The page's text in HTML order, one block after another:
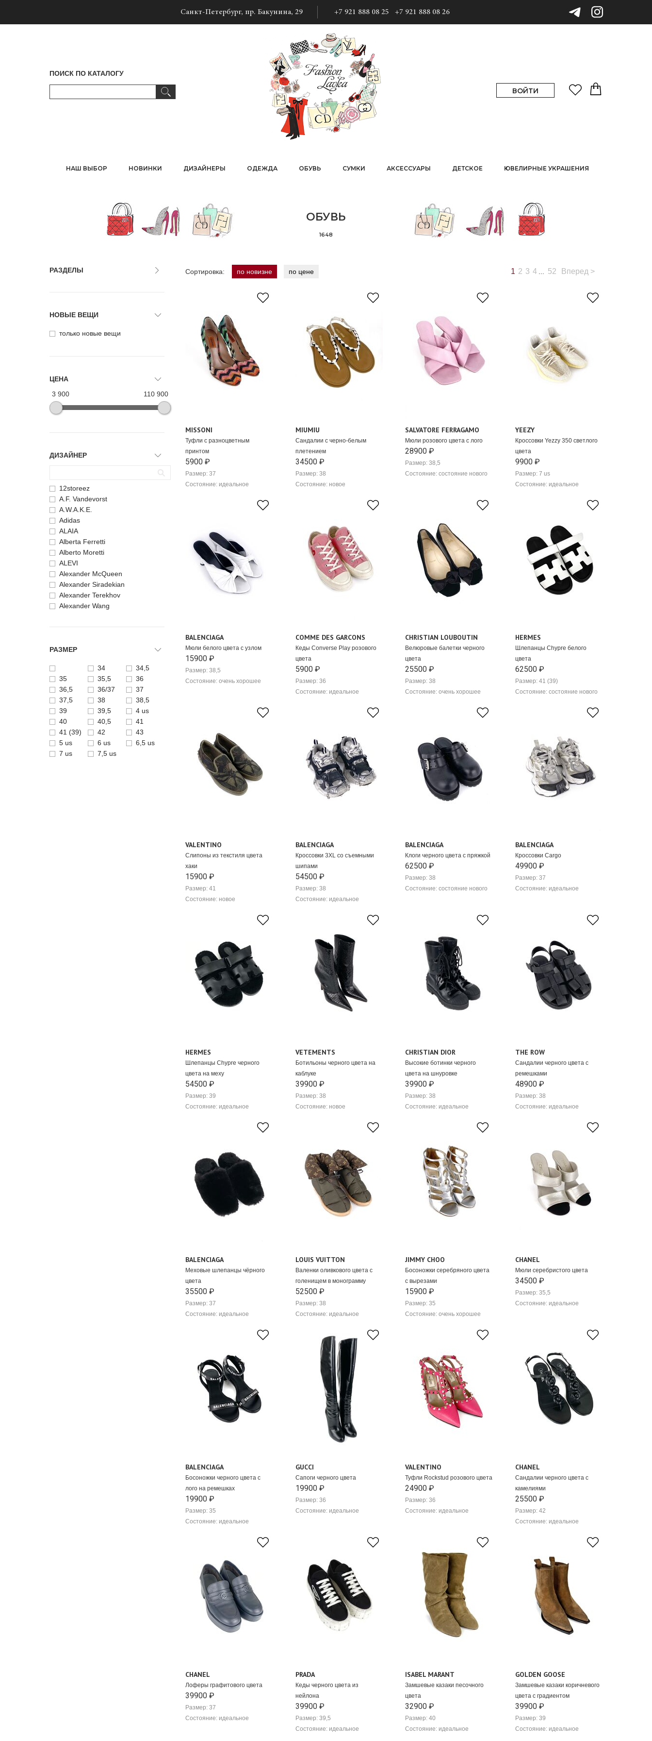
Санкт-Петербург, пр. Бакунина, 29 +7 921 888 08 25 +7 921 888 08 26
ПОИСК ПО КАТАЛОГУ
ВОЙТИ
НАШ ВЫБОР НОВИНКИ ДИЗАЙНЕРЫ ОДЕЖДА ОБУВЬ СУМКИ АКСЕССУАРЫ ДЕТСКОЕ ЮВЕЛИРНЫЕ УКРАШЕНИЯ
ОБУВЬ
1648
РАЗДЕЛЫ
НОВЫЕ ВЕЩИ
только новые вещи
ЦЕНА
3 900
110 900
ДИЗАЙНЕР
12storeez
A.F. Vandevorst
A.W.A.K.E.
Adidas
ALAIA
Alberta Ferretti
Alberto Moretti
ALEVI
Alexander McQueen
Alexander Siradekian
Alexander Terekhov
Alexander Wang
Amina Muaddi
Ann Demeulemeester
APERLAI
Aquazzura
Axel Arigato
Balenciaga
Bally
Balmain x Giuseppe Zanotti
Bottega Veneta
Brian Atwood
РАЗМЕР
34
34,5
35
35,5
36
36,5
36/37
37
37,5
38
38,5
39
39,5
4 us
40
40,5
41
41 (39)
42
43
5 us
6 us
6,5 us
7 us
7,5 us
Сортировка: по новизне по цене 1 2 3 4 52 Вперед >
MISSONI
Туфли с разноцветным
принтом
5900 ₽
Размер: 37
Состояние: идеальное
MIUMIU
Сандалии с черно-белым
плетением
34500 ₽
Размер: 38
Состояние: новое
SALVATORE FERRAGAMO
Мюли розового цвета с лого
28900 ₽
Размер: 38,5
Состояние: состояние нового
YEEZY
Кроссовки Yezzy 350 светлого
цвета
9900 ₽
Размер: 7 us
Состояние: идеальное
BALENCIAGA
Мюли белого цвета с узлом
15900 ₽
Размер: 38,5
Состояние: очень хорошее
COMME DES GARCONS
Кеды Converse Play розового
цвета
5900 ₽
Размер: 36
Состояние: идеальное
CHRISTIAN LOUBOUTIN
Велюровые балетки черного
цвета
25500 ₽
Размер: 38
Состояние: очень хорошее
HERMES
Шлепанцы Chypre белого
цвета
62500 ₽
Размер: 41 (39)
Состояние: состояние нового
VALENTINO
Слипоны из текстиля цвета
хаки
15900 ₽
Размер: 41
Состояние: новое
BALENCIAGA
Кроссовки 3XL со съемными
шипами
54500 ₽
Размер: 38
Состояние: идеальное
BALENCIAGA
Клоги черного цвета с пряжкой
62500 ₽
Размер: 38
Состояние: состояние нового
BALENCIAGA
Кроссовки Cargo
49900 ₽
Размер: 37
Состояние: идеальное
HERMES
Шлепанцы Chypre черного
цвета на меху
54500 ₽
Размер: 39
Состояние: идеальное
VETEMENTS
Ботильоны черного цвета на
каблуке
39900 ₽
Размер: 38
Состояние: новое
CHRISTIAN DIOR
Высокие ботинки черного
цвета на шнуровке
39900 ₽
Размер: 38
Состояние: идеальное
THE ROW
Сандалии черного цвета с
ремешками
48900 ₽
Размер: 38
Состояние: идеальное
BALENCIAGA
Меховые шлепанцы чёрного
цвета
35500 ₽
Размер: 37
Состояние: идеальное
LOUIS VUITTON
Валенки оливкового цвета с
голенищем в монограмму
52500 ₽
Размер: 38
Состояние: идеальное
JIMMY CHOO
Босоножки серебряного цвета
с вырезами
15900 ₽
Размер: 35
Состояние: очень хорошее
CHANEL
Мюли серебристого цвета
34500 ₽
Размер: 35,5
Состояние: идеальное
BALENCIAGA
Босоножки черного цвета с
лого на ремешках
19900 ₽
Размер: 35
Состояние: идеальное
GUCCI
Сапоги черного цвета
19900 ₽
Размер: 36
Состояние: идеальное
VALENTINO
Туфли Rockstud розового цвета
24900 ₽
Размер: 36
Состояние: идеальное
CHANEL
Сандалии черного цвета с
камелиями
25500 ₽
Размер: 42
Состояние: идеальное
CHANEL
Лоферы графитового цвета
39900 ₽
Размер: 37
Состояние: идеальное
PRADA
Кеды черного цвета из
нейлона
39900 ₽
Размер: 39,5
Состояние: идеальное
ISABEL MARANT
Замшевые казаки песочного
цвета
32900 ₽
Размер: 40
Состояние: идеальное
GOLDEN GOOSE
Замшевые казаки коричневого
цвета с градиентом
39900 ₽
Размер: 39
Состояние: идеальное